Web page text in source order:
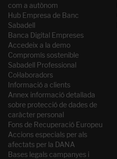
com a autònom
Hub Empresa de Banc
Sabadell
Banca Digital Empreses
Accedeix a la demo
Compromís sostenible
Sabadell Professional
Col·laboradors
Informació a clients
Annex informació detallada
sobre protecció de dades de
caràcter personal
Fons de Recuperació Europeu
Accions especials per als
afectats per la DANA
Bases legals campanyes i